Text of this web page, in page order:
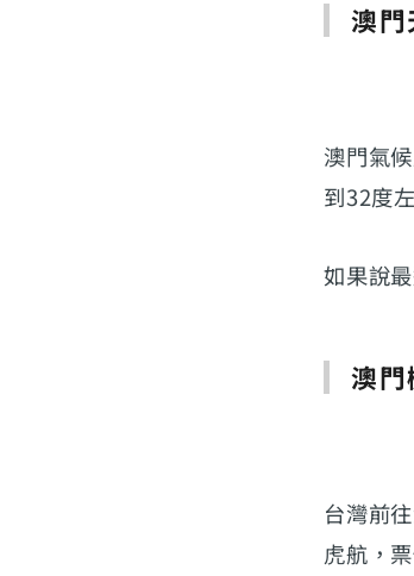
澳門
澳門氣
到32度
如果說
澳門
台灣前
虎航，